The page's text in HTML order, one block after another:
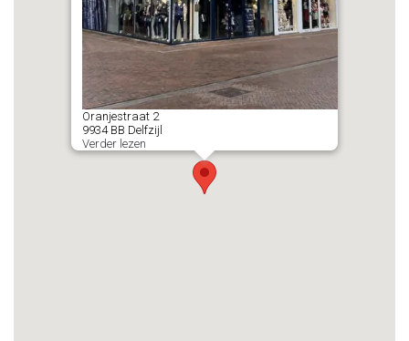
Oranjestraat 2
9934 BB Delfzijl
Verder lezen